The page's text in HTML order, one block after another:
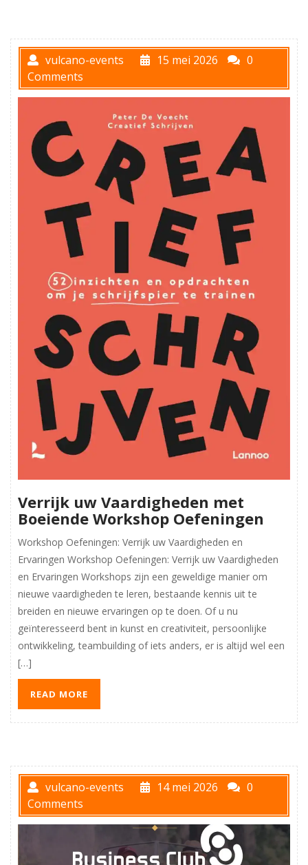
vulcano-events 15 mei 2026
0
Comments
Verrijk uw Vaardigheden met
Boeiende Workshop Oefeningen
Workshop Oefeningen: Verrijk uw Vaardigheden en
Ervaringen Workshop Oefeningen: Verrijk uw Vaardigheden
en Ervaringen Workshops zijn een geweldige manier om
nieuwe vaardigheden te leren, bestaande kennis uit te
breiden en nieuwe ervaringen op te doen. Of u nu
geïnteresseerd bent in kunst en creativiteit, persoonlijke
ontwikkeling, teambuilding of iets anders, er is altijd wel een
[…]
READ MORE
vulcano-events 14 mei 2026
0
Comments